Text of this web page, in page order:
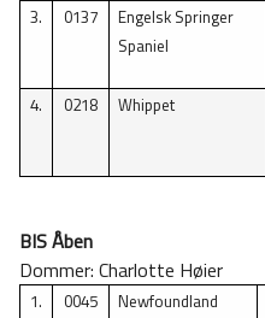
3.
0137
Engelsk Springer
Spaniel
4.
0218 Whippet
BIS Åben
Dommer: Charlotte Høier
1. 0045 Newfoundland